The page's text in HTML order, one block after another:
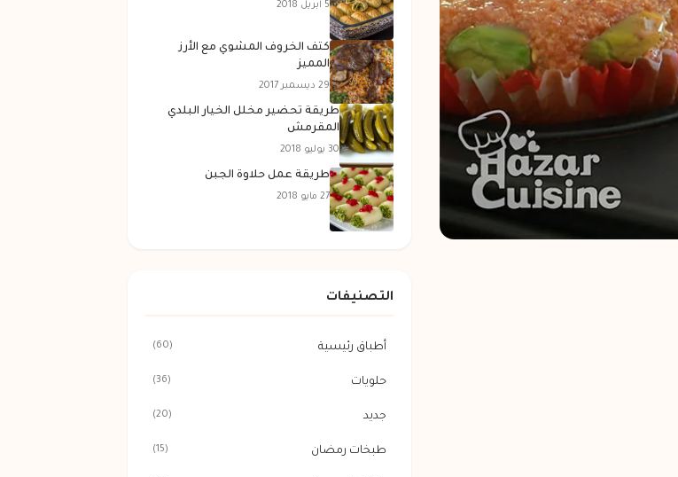
5 أبريل 2018
كتف الخروف المشوي مع الأرز
المميز
29 ديسمبر 2017
طريقة تحضير مخلل الخيار البلدي
المقرمش
30 يوليو 2018
طريقة عمل حلاوة الجبن
27 مايو 2018
التصنيفات
أطباق رئيسية (60)
حلويات (36)
جديد (20)
طبخات رمضان (15)